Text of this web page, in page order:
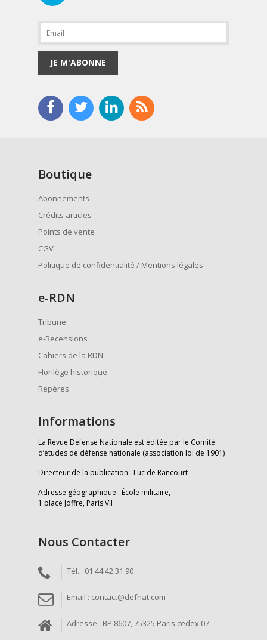
JE M'ABONNE
Boutique
Abonnements
Crédits articles
Points de vente
CGV
Politique de confidentialité / Mentions légales
e-RDN
Tribune
e-Recensions
Cahiers de la RDN
Florilège historique
Repères
Informations
La Revue Défense Nationale est éditée par le Comité
d’études de défense nationale (association loi de 1901)
Directeur de la publication : Luc de Rancourt
Adresse géographique : École militaire,
1 place Joffre, Paris VII
Nous Contacter
Tél. : 01 44 42 31 90
Email : contact@defnat.com
Adresse : BP 8607, 75325 Paris cedex 07